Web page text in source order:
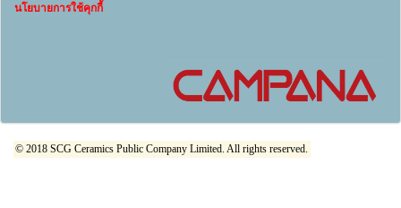
นโยบายการใช้คุกกี้
© 2018 SCG Ceramics Public Company Limited. All rights reserved.